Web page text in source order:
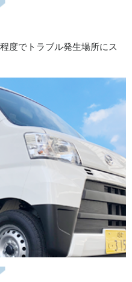
度でトラブル発生場所にス